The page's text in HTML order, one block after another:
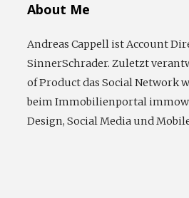
About Me
Andreas Cappell ist Account
SinnerSchrader. Zuletzt
of Product das Social Network
beim Immobilienportal
Design, Social Media und